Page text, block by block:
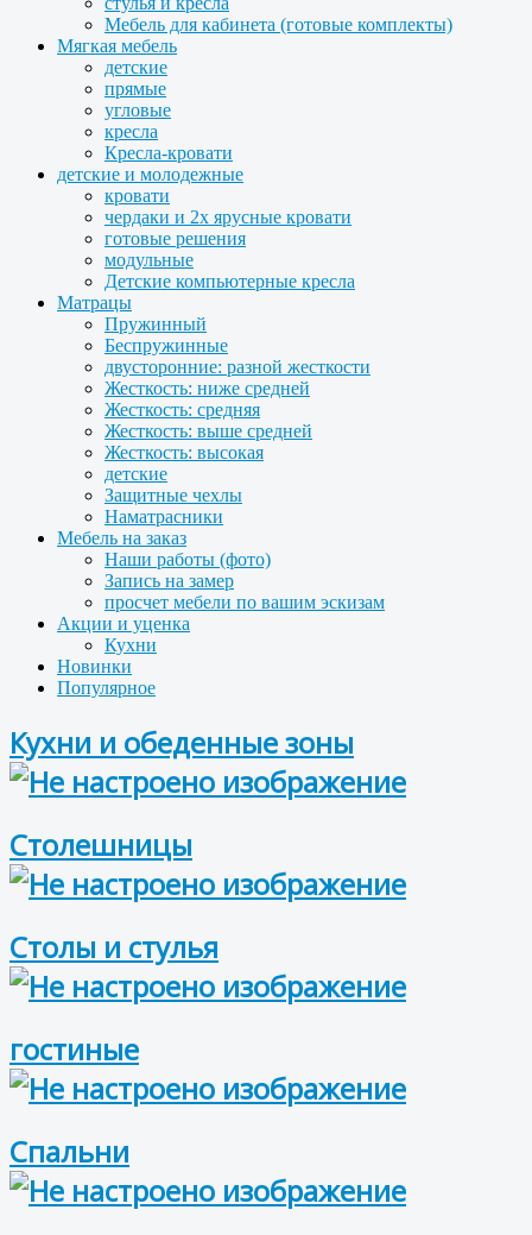
Мебель для кабинета (готовые комплекты)
Мягкая мебель
детские
прямые
угловые
кресла
Кресла-кровати
детские и молодежные
кровати
чердаки и 2х ярусные кровати
готовые решения
модульные
Детские компьютерные кресла
Матрацы
Пружинный
Беспружинные
двусторонние: разной жесткости
Жесткость: ниже средней
Жесткость: средняя
Жесткость: выше средней
Жесткость: высокая
детские
Защитные чехлы
Наматрасники
Мебель на заказ
Наши работы (фото)
Запись на замер
просчет мебели по вашим эскизам
Акции и уценка
Кухни
Новинки
Популярное
Кухни и обеденные зоны
Столешницы
Столы и стулья
гостиные
Спальни